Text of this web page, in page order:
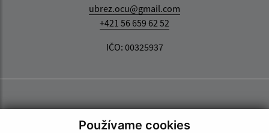
Používame cookies
ubrez.ocu@gmail.com
+421 56 659 62 52
IČO: 00325937